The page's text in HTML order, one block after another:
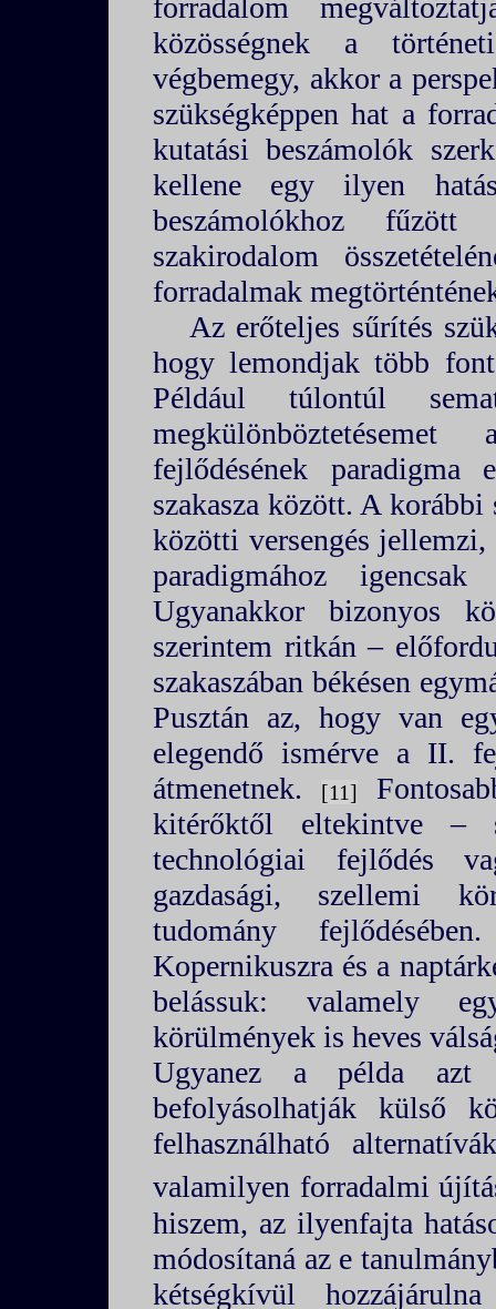
forradalom
közösségnek a
végbemegy, akkor a
szükségképpen hat a
kutatási beszámolók
kellene egy ilyen
beszámolókhoz fűzött
szakirodalom
forradalmak
Az erőteljes sűrítés
hogy lemondjak több
Például túlontúl
fejlődésének
szakasza között. A
közötti versengés
paradigmához
Ugyanakkor bizonyos
szerintem ritkán –
szakaszában békésen
Pusztán az, hogy van
elegendő ismérve a II.
átmenetnek.
11
kitérőktől eltekintve –
technológiai fejlődés
gazdasági, szellemi
tudomány
Kopernikuszra és a
belássuk: valamely
körülmények is heves
Ugyanez a példa azt
befolyásolhatják külső
felhasználható
valamilyen forradalmi
hiszem, az ilyenfajta
módosítaná az e
kétségkívül